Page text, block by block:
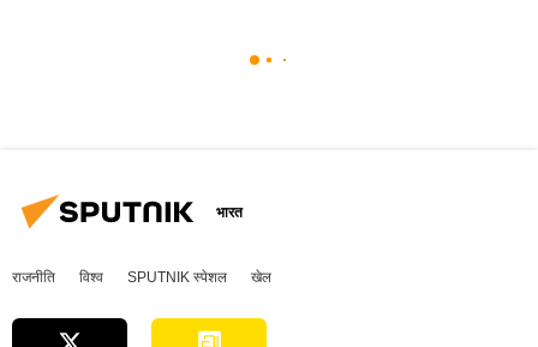
भारत
राजनीति विश्व SPUTNIK स्पेशल खेल